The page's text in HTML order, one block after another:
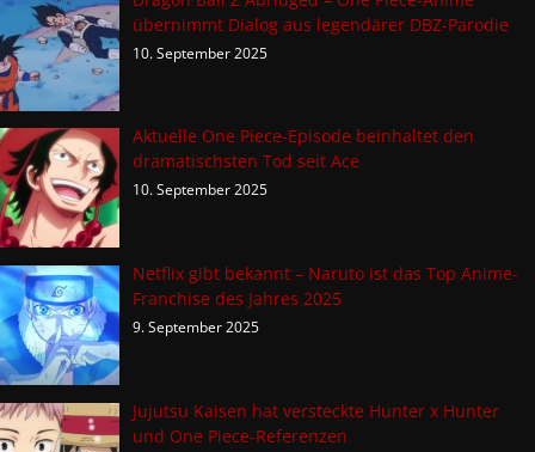
übernimmt Dialog aus legendärer DBZ-Parodie
10. September 2025
Aktuelle One Piece-Episode beinhaltet den
dramatischsten Tod seit Ace
10. September 2025
Netflix gibt bekannt – Naruto ist das Top Anime-
Franchise des Jahres 2025
9. September 2025
Jujutsu Kaisen hat versteckte Hunter x Hunter
und One Piece-Referenzen